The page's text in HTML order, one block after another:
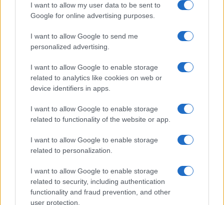
I want to allow my user data to be sent to
Google for online advertising purposes.
I want to allow Google to send me
personalized advertising.
I want to allow Google to enable storage
related to analytics like cookies on web or
device identifiers in apps.
I want to allow Google to enable storage
related to functionality of the website or app.
I want to allow Google to enable storage
related to personalization.
I want to allow Google to enable storage
related to security, including authentication
functionality and fraud prevention, and other
user protection.